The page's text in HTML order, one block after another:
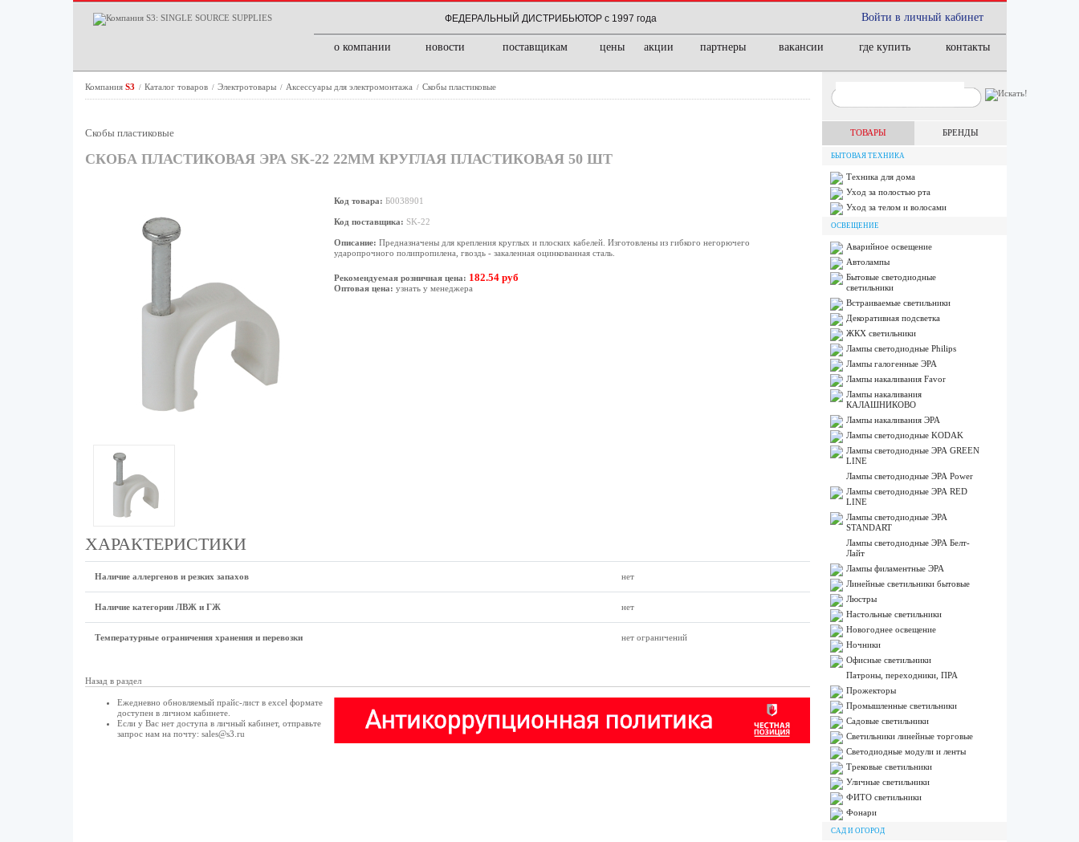
Войти в личный кабинет
ФЕДЕРАЛЬНЫЙ ДИСТРИБЬЮТОР с 1997 года
о компании новости поставщикам цены акции партнеры вакансии где купить контакты
Компания S3 / Каталог товаров / Электротовары / Аксессуары для электромонтажа / Скобы пластиковые
Скобы пластиковые
СКОБА ПЛАСТИКОВАЯ ЭРА SK-22 22ММ КРУГЛАЯ ПЛАСТИКОВАЯ 50 ШТ
Код товара: Б0038901
Код поставщика: SK-22
Описание: Предназначены для крепления круглых и плоских кабелей. Изготовлены из гибкого негорючего
ударопрочного полипропилена, гвоздь - закаленная оцинкованная сталь.
Рекомендуемая розничная цена: 182.54 руб
Оптовая цена: узнать у менеджера
ХАРАКТЕРИСТИКИ
Наличие аллергенов и резких запахов нет
Наличие категории ЛВЖ и ГЖ нет
Температурные ограничения хранения и перевозки нет ограничений
Назад в раздел
Ежедневно обновляемый прайс-лист в excel формате
доступен в личном кабинете.
Если у Вас нет доступа в личный кабинет, отправьте
запрос нам на почту: sales@s3.ru
ТОВАРЫ БРЕНДЫ
БЫТОВАЯ ТЕХНИКА
Техника для дома
Уход за полостью рта
Уход за телом и волосами
ОСВЕЩЕНИЕ
Аварийное освещение
Автолампы
Бытовые светодиодные
светильники
Встраиваемые светильники
Декоративная подсветка
ЖКХ светильники
Лампы cветодиодные Philips
Лампы галогенные ЭРА
Лампы накаливания Favor
Лампы накаливания
КАЛАШНИКОВО
Лампы накаливания ЭРА
Лампы светодиодные KODAK
Лампы светодиодные ЭРА GREEN
LINE
Лампы светодиодные ЭРА Power
Лампы светодиодные ЭРА RED
LINE
Лампы светодиодные ЭРА
STANDART
Лампы светодиодные ЭРА Белт-
Лайт
Лампы филаментные ЭРА
Линейные светильники бытовые
Люстры
Настольные светильники
Новогоднее освещение
Ночники
Офисные светильники
Патроны, переходники, ПРА
Прожекторы
Промышленные светильники
Садовые светильники
Светильники линейные торговые
Светодиодные модули и ленты
Трековые светильники
Уличные светильники
ФИТО светильники
Фонари
САД И ОГОРОД